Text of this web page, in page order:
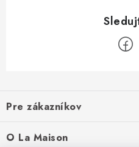
p
ä
Pre zákazníkov
O La Maison